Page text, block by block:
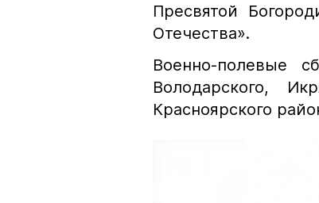
Пресвятой
Отечества».
Военно-полевые
Володарского,
Красноярского